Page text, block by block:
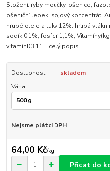
Složení: ryby moučky, pšenice,
pšeniční lepek, sojový koncentrát,
hrubé oleje a tuky 12%, hrubá
sodík 0,1%, fosfor 1,1%,
vitamínD3 11... celý popis
Dostupnost
skladem
Váha
Nejsme plátci DPH
64,00 Kč/kg
Přidat do